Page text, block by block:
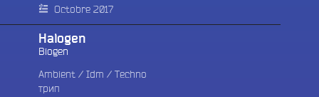
Octobre 2017
Halogen
Biogen
Ambient / Idm / Techno
трип ‎